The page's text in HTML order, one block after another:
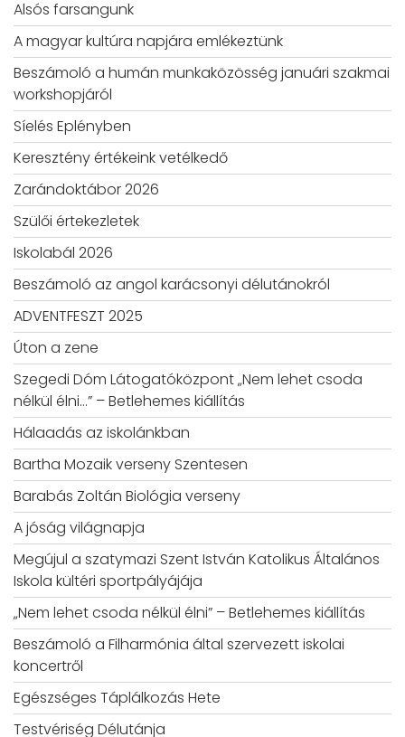
Alsós farsangunk
A magyar kultúra napjára emlékeztünk
Beszámoló a humán munkaközösség januári szakmai
workshopjáról
Síelés Eplényben
Keresztény értékeink vetélkedő
Zarándoktábor 2026
Szülői értekezletek
Iskolabál 2026
Beszámoló az angol karácsonyi délutánokról
ADVENTFESZT 2025
Úton a zene
Szegedi Dóm Látogatóközpont „Nem lehet csoda
nélkül élni…” – Betlehemes kiállítás
Hálaadás az iskolánkban
Bartha Mozaik verseny Szentesen
Barabás Zoltán Biológia verseny
A jóság világnapja
Megújul a szatymazi Szent István Katolikus Általános
Iskola kültéri sportpályájája
„Nem lehet csoda nélkül élni” – Betlehemes kiállítás
Beszámoló a Filharmónia által szervezett iskolai
koncertről
Egészséges Táplálkozás Hete
Testvériség Délutánja